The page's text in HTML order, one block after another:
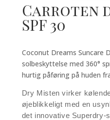
Carroten
SPF 30
Coconut Dreams Suncare
solbeskyttelse med 360°
hurtig påføring på huden
Dry Misten virker
øjeblikkeligt med en
det innovative Superdry-